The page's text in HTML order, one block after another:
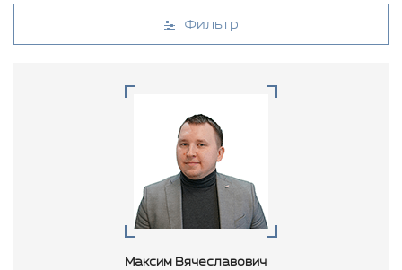
Фильтр
Максим Вячеславович